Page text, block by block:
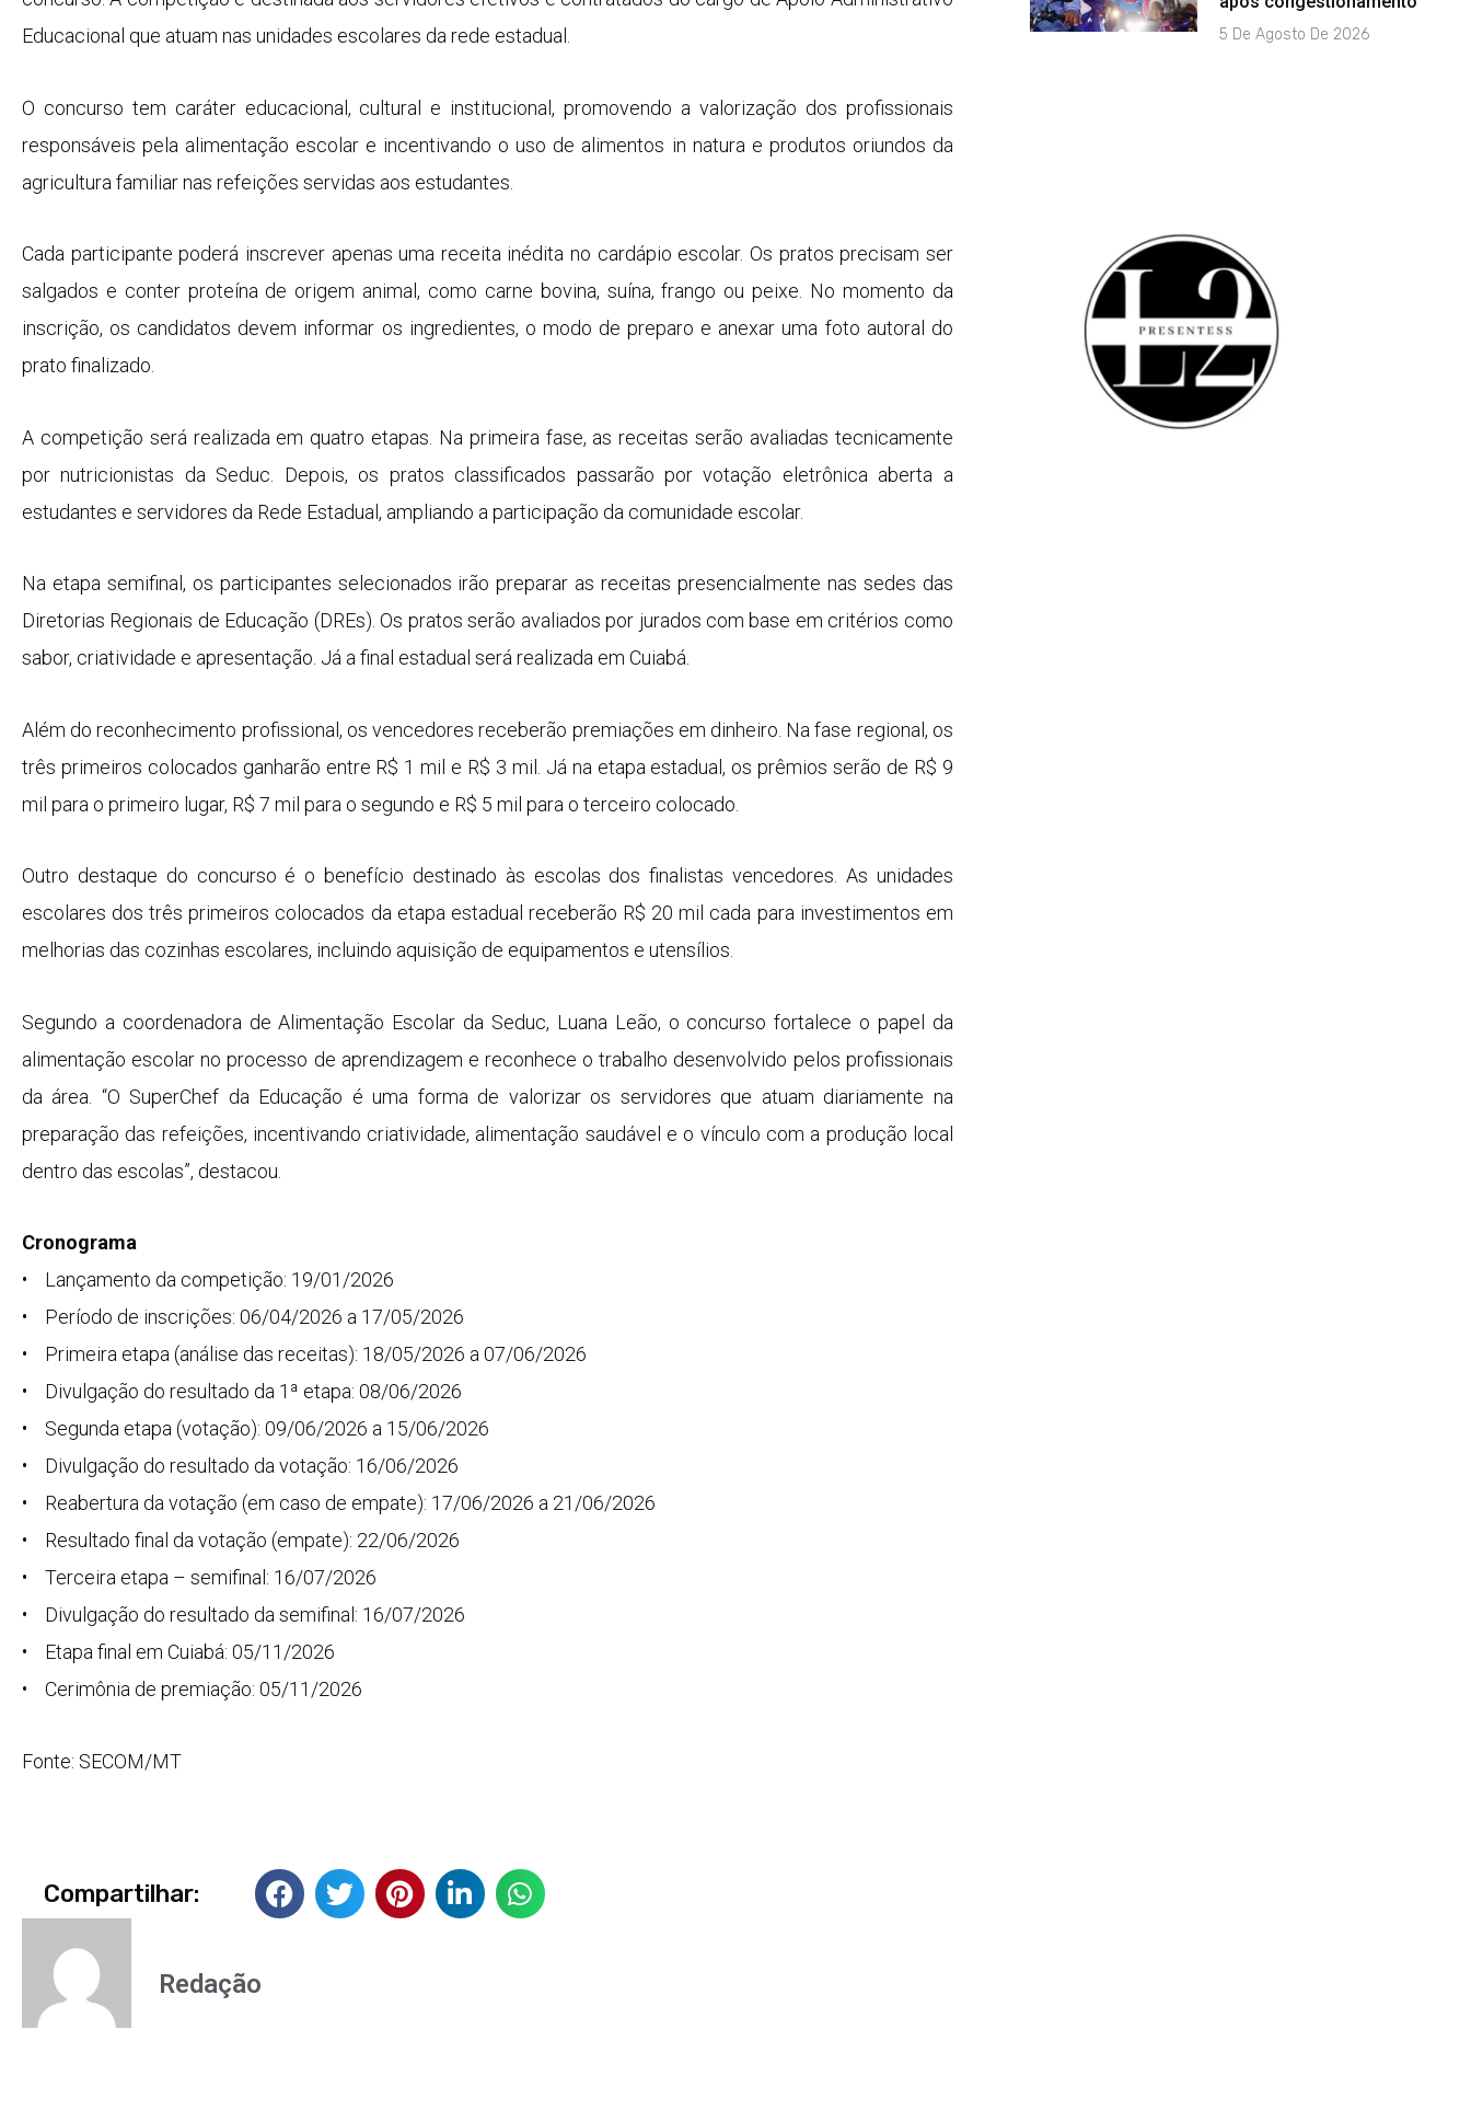
Educacional que atuam nas unidades escolares da rede estadual.
O concurso tem caráter educacional, cultural e institucional, promovendo a valorização dos profissionais
responsáveis pela alimentação escolar e incentivando o uso de alimentos in natura e produtos oriundos da
agricultura familiar nas refeições servidas aos estudantes.
Cada participante poderá inscrever apenas uma receita inédita no cardápio escolar. Os pratos precisam ser
salgados e conter proteína de origem animal, como carne bovina, suína, frango ou peixe. No momento da
inscrição, os candidatos devem informar os ingredientes, o modo de preparo e anexar uma foto autoral do
prato finalizado.
A competição será realizada em quatro etapas. Na primeira fase, as receitas serão avaliadas tecnicamente
por nutricionistas da Seduc. Depois, os pratos classificados passarão por votação eletrônica aberta a
estudantes e servidores da Rede Estadual, ampliando a participação da comunidade escolar.
Na etapa semifinal, os participantes selecionados irão preparar as receitas presencialmente nas sedes das
Diretorias Regionais de Educação (DREs). Os pratos serão avaliados por jurados com base em critérios como
sabor, criatividade e apresentação. Já a final estadual será realizada em Cuiabá.
Além do reconhecimento profissional, os vencedores receberão premiações em dinheiro. Na fase regional, os
três primeiros colocados ganharão entre R$ 1 mil e R$ 3 mil. Já na etapa estadual, os prêmios serão de R$ 9
mil para o primeiro lugar, R$ 7 mil para o segundo e R$ 5 mil para o terceiro colocado.
Outro destaque do concurso é o benefício destinado às escolas dos finalistas vencedores. As unidades
escolares dos três primeiros colocados da etapa estadual receberão R$ 20 mil cada para investimentos em
melhorias das cozinhas escolares, incluindo aquisição de equipamentos e utensílios.
Segundo a coordenadora de Alimentação Escolar da Seduc, Luana Leão, o concurso fortalece o papel da
alimentação escolar no processo de aprendizagem e reconhece o trabalho desenvolvido pelos profissionais
da área. “O SuperChef da Educação é uma forma de valorizar os servidores que atuam diariamente na
preparação das refeições, incentivando criatividade, alimentação saudável e o vínculo com a produção local
dentro das escolas”, destacou.
Cronograma
• Lançamento da competição: 19/01/2026
• Período de inscrições: 06/04/2026 a 17/05/2026
• Primeira etapa (análise das receitas): 18/05/2026 a 07/06/2026
• Divulgação do resultado da 1ª etapa: 08/06/2026
• Segunda etapa (votação): 09/06/2026 a 15/06/2026
• Divulgação do resultado da votação: 16/06/2026
• Reabertura da votação (em caso de empate): 17/06/2026 a 21/06/2026
• Resultado final da votação (empate): 22/06/2026
• Terceira etapa – semifinal: 16/07/2026
• Divulgação do resultado da semifinal: 16/07/2026
• Etapa final em Cuiabá: 05/11/2026
• Cerimônia de premiação: 05/11/2026
Fonte: SECOM/MT
Compartilhar:
Redação
5 De Agosto De 2026